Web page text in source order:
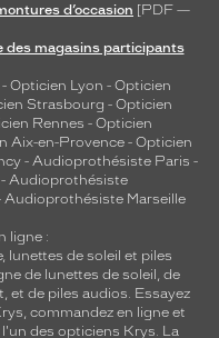
d’occasion [PDF —
des magasins participants
Opticien Lyon - Opticien
Strasbourg - Opticien
Rennes - Opticien
Aix-en-Provence - Opticien
- Audioprothésiste Paris -
Audioprothésiste
Audioprothésiste Marseille
ligne :
, lunettes de soleil et piles
de lunettes de soleil, de
, et de piles audios. Essayez
commandez en ligne et
des opticiens Krys. La